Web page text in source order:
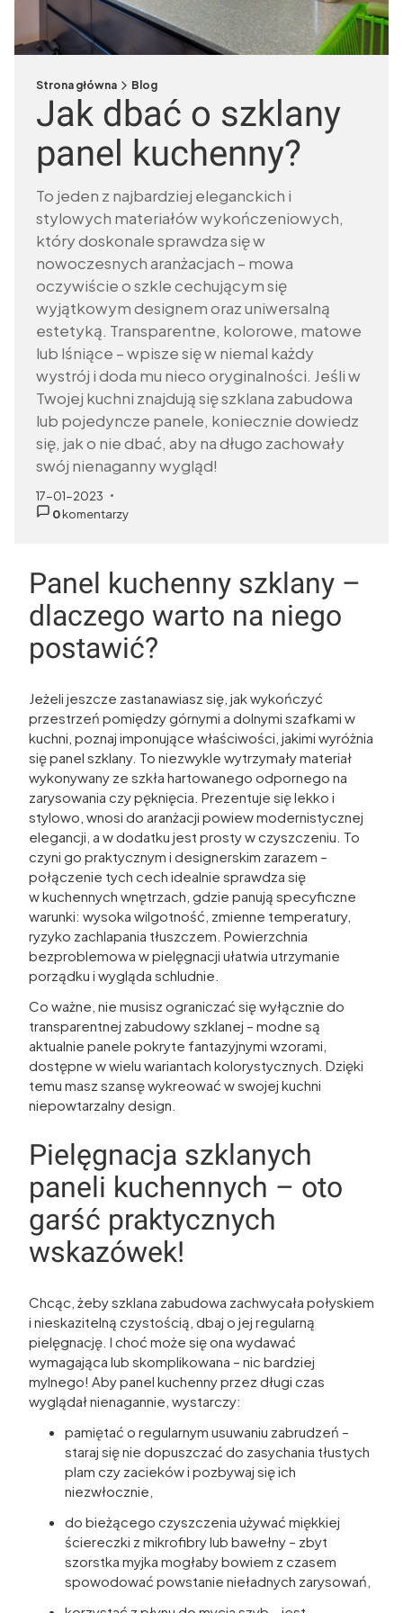
Strona główna Blog
Jak dbać o szklany
panel kuchenny?
To jeden z najbardziej eleganckich i
stylowych materiałów wykończeniowych,
który doskonale sprawdza się w
nowoczesnych aranżacjach – mowa
oczywiście o szkle cechującym się
wyjątkowym designem oraz uniwersalną
estetyką. Transparentne, kolorowe, matowe
lub lśniące – wpisze się w niemal każdy
wystrój i doda mu nieco oryginalności. Jeśli w
Twojej kuchni znajdują się szklana zabudowa
lub pojedyncze panele, koniecznie dowiedz
się, jak o nie dbać, aby na długo zachowały
swój nienaganny wygląd!
dodano:
17-01-2023
0komentarzy
Panel kuchenny szklany –
dlaczego warto na niego
postawić?
Jeżeli jeszcze zastanawiasz się, jak wykończyć
przestrzeń pomiędzy górnymi a dolnymi szafkami w
kuchni, poznaj imponujące właściwości, jakimi wyróżnia
się panel szklany. To niezwykle wytrzymały materiał
wykonywany ze szkła hartowanego odpornego na
zarysowania czy pęknięcia. Prezentuje się lekko i
stylowo, wnosi do aranżacji powiew modernistycznej
elegancji, a w dodatku jest prosty w czyszczeniu. To
czyni go praktycznym i designerskim zarazem –
połączenie tych cech idealnie sprawdza się
w kuchennych wnętrzach, gdzie panują specyficzne
warunki: wysoka wilgotność, zmienne temperatury,
ryzyko zachlapania tłuszczem. Powierzchnia
bezproblemowa w pielęgnacji ułatwia utrzymanie
porządku i wygląda schludnie.
Co ważne, nie musisz ograniczać się wyłącznie do
transparentnej zabudowy szklanej – modne są
aktualnie panele pokryte fantazyjnymi wzorami,
dostępne w wielu wariantach kolorystycznych. Dzięki
temu masz szansę wykreować w swojej kuchni
niepowtarzalny design.
Pielęgnacja szklanych
paneli kuchennych – oto
garść praktycznych
wskazówek!
Chcąc, żeby szklana zabudowa zachwycała połyskiem
i nieskazitelną czystością, dbaj o jej regularną
pielęgnację. I choć może się ona wydawać
wymagająca lub skomplikowana – nic bardziej
mylnego! Aby panel kuchenny przez długi czas
wyglądał nienagannie, wystarczy:
pamiętać o regularnym usuwaniu zabrudzeń –
staraj się nie dopuszczać do zasychania tłustych
plam czy zacieków i pozbywaj się ich
niezwłocznie,
do bieżącego czyszczenia używać miękkiej
ściereczki z mikrofibry lub bawełny – zbyt
szorstka myjka mogłaby bowiem z czasem
spowodować powstanie nieładnych zarysowań,